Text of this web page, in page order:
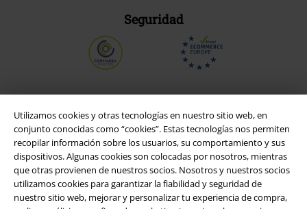
Utilizamos cookies y otras tecnologías en nuestro sitio web, en
conjunto conocidas como “cookies”. Estas tecnologías nos permiten
recopilar información sobre los usuarios, su comportamiento y sus
dispositivos. Algunas cookies son colocadas por nosotros, mientras
que otras provienen de nuestros socios. Nosotros y nuestros socios
utilizamos cookies para garantizar la fiabilidad y seguridad de
nuestro sitio web, mejorar y personalizar tu experiencia de compra,
Seguridad